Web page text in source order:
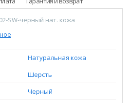
SW-черный нат. кожа
Натуральная кожа
Шерсть
Черный